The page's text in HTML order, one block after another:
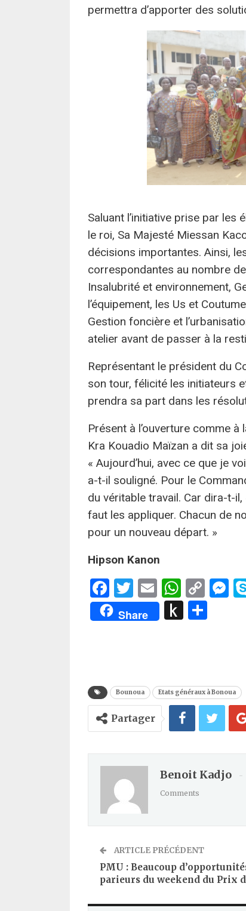
permettra d’apporter des
Saluant l’initiative prise par les
le roi, Sa Majesté Miessan
décisions importantes. Ainsi,
correspondantes au nombre
Insalubrité et environnement,
l’équipement, les Us et
Gestion foncière et
atelier avant de passer à la
Représentant le président du
son tour, félicité les initiateurs
prendra sa part dans les
Présent à l’ouverture comme
Kra Kouadio Maïzan a dit sa
« Aujourd’hui, avec ce que je
a-t-il souligné. Pour le
du véritable travail. Car dira-t-
faut les appliquer. Chacun de
pour un nouveau départ. »
Hipson Kanon
Facebook
Twitter
Email Copy
Link
Share
Push
Bounoua Etats généraux à Bonoua
Partager
Benoit Kadjo
Comments
ARTICLE PRÉCÉDENT
PMU : Beaucoup
parieurs du weekend du Prix